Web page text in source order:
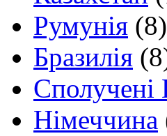
Румунія (8)
Бразилія
Німеччина